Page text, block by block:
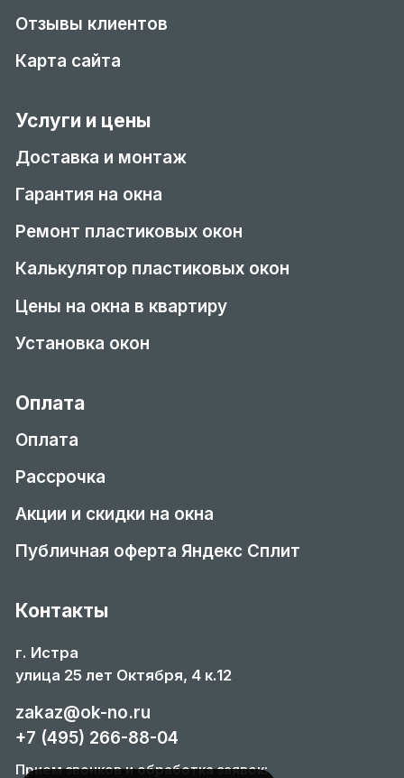
Отзывы клиентов
Карта сайта
Услуги и цены
Доставка и монтаж
Гарантия на окна
Ремонт пластиковых окон
Калькулятор пластиковых окон
Цены на окна в квартиру
Установка окон
Оплата
Оплата
Рассрочка
Акции и скидки на окна
Публичная оферта Яндекс Сплит
Контакты
г. Истра
улица 25 лет Октября, 4 к.12
zakaz@ok-no.ru
+7 (495) 266-88-04
Прием звонков и обработка заявок: